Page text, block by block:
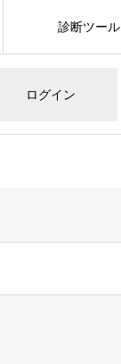
ログイン
診断ツール